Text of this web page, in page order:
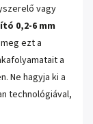
vagy
0,2-6 mm
ezt a
a
Ne hagyja ki a
technológiával,